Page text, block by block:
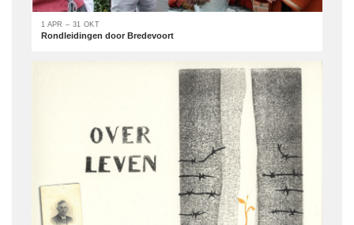
1 APR – 31 OKT
Rondleidingen door Bredevoort